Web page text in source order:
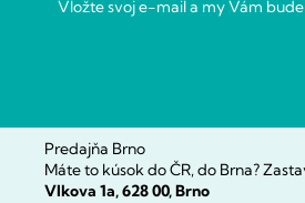
Vložte svoj e-mail a my Vám
Predajňa Brno
Máte to kúsok do ČR, do Brna?
Vlkova 1a, 628 00, Brno